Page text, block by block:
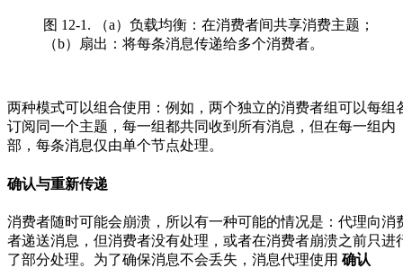
图 12-1. （a）负载均衡：在消费者间共享消费主题；
（b）扇出：将每条消息传递给多个消费者。
两种模式可以组合使用：例如，两个独立的消费者组可以每组
订阅同一个主题，每一组都共同收到所有消息，但在每一组内
部，每条消息仅由单个节点处理。
确认与重新传递
消费者随时可能会崩溃，所以有一种可能的情况是：代理向消
者递送消息，但消费者没有处理，或者在消费者崩溃之前只进
了部分处理。为了确保消息不会丢失，消息代理使用 确认